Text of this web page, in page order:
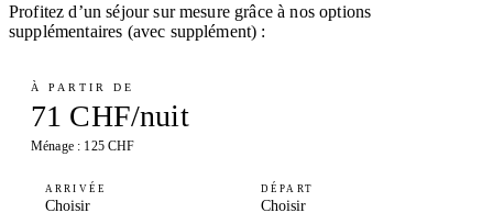
Profitez d’un séjour sur mesure grâce à nos options
supplémentaires (avec supplément) :
À PARTIR DE
71 CHF/nuit
Ménage : 125 CHF
ARRIVÉE
Choisir
DÉPART
Choisir